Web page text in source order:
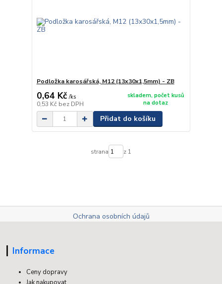
Podložka karosářská, M12 (13x30x1,5mm) - ZB
0,64 Kč /ks
0,53 Kč bez DPH
skladem, počet kusů
na dotaz
Přidat do košíku
strana z 1
Ochrana osobních údajů
Informace
Ceny dopravy